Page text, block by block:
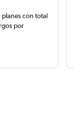
planes con total
por